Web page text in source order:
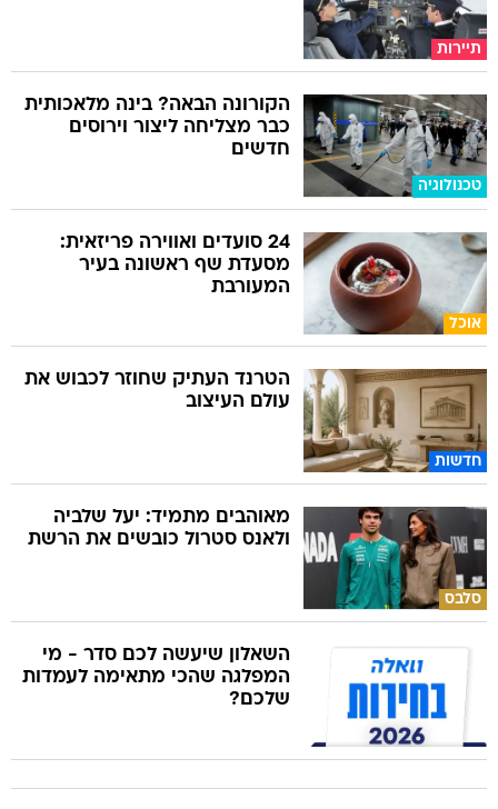
תיירות
טכנולוגיה
הקורונה הבאה? בינה מלאכותית
כבר מצליחה ליצור וירוסים
חדשים
אוכל
24 סועדים ואווירה פריזאית:
מסעדת שף ראשונה בעיר
המעורבת
חדשות
הטרנד העתיק שחוזר לכבוש את
עולם העיצוב
סלבס
מאוהבים מתמיד: יעל שלביה
ולאנס סטרול כובשים את הרשת
השאלון שיעשה לכם סדר - מי
המפלגה שהכי מתאימה לעמדות
שלכם?